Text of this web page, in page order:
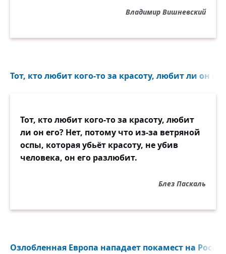
Владимир Вишневский
Тот, кто любит кого-то за красоту, любит ли он
Тот, кто любит кого-то за красоту, любит
ли он его? Нет, потому что из-за ветряной
оспы, которая убьёт красоту, не убив
человека, он его разлюбит.
Блез Паскаль
Озлобленная Европа нападает покамест на